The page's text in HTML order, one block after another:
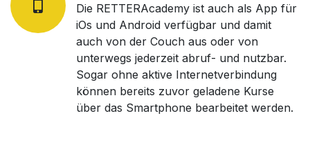
Die RETTERAcademy ist auch als App für
iOs und Android verfügbar und damit
auch von der Couch aus oder von
unterwegs jederzeit abruf- und nutzbar.
Sogar ohne aktive Internetverbindung
können bereits zuvor geladene Kurse
über das Smartphone bearbeitet werden.